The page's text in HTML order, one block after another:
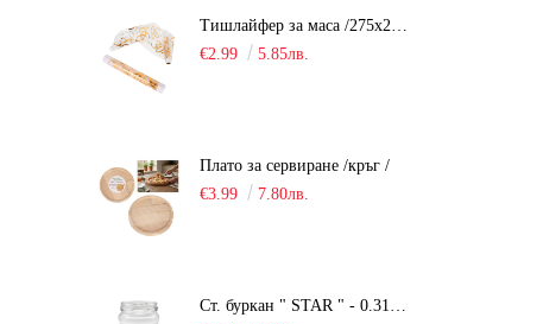
Тишлайфер за маса /275х28см. - органза/
€2.99
5.85лв.
Плато за сервиране /кръг /
€3.99
7.80лв.
Ст. буркан " STAR " - 0.314 мл.